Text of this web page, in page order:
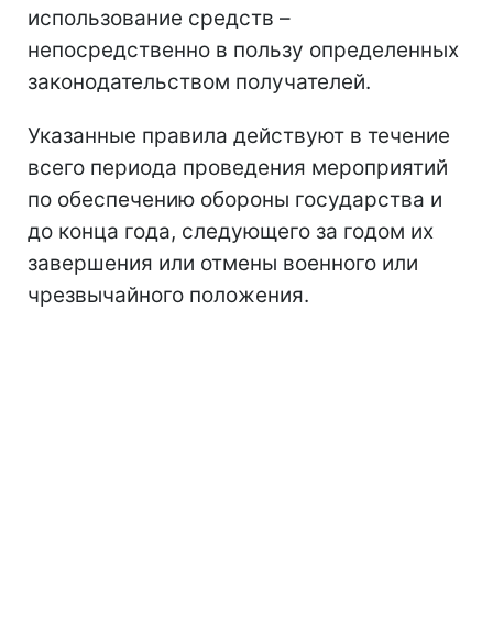
использование средств –
непосредственно в пользу определенных
законодательством получателей.
Указанные правила действуют в течение
всего периода проведения мероприятий
по обеспечению обороны государства и
до конца года, следующего за годом их
завершения или отмены военного или
чрезвычайного положения.